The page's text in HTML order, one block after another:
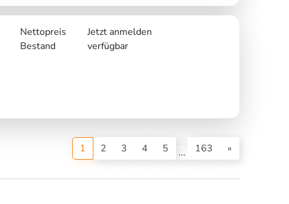
Nettopreis
Jetzt anmelden
Bestand
verfügbar
1 (current)
2 3 4 5 ... 163 »